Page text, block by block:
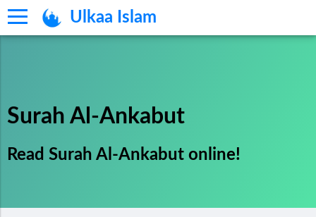
Ulkaa Islam
Surah Al-Ankabut
Read Surah Al-Ankabut online!